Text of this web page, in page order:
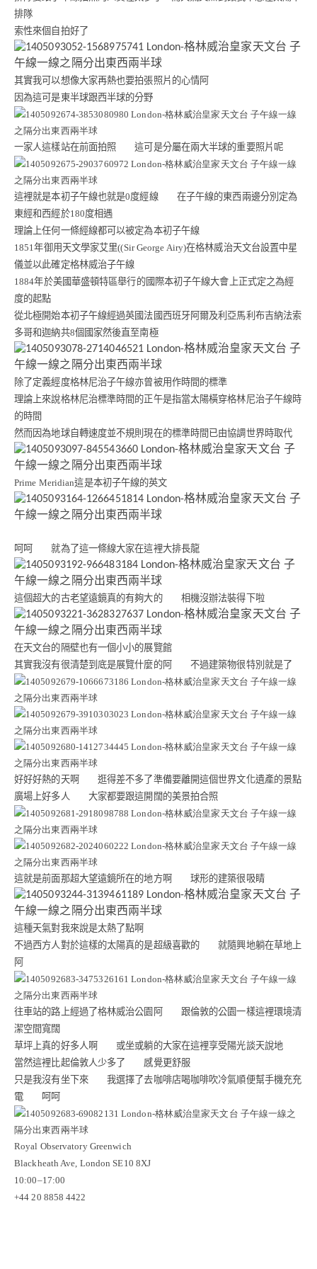
排隊
索性來個自拍好了
其實我可以想像大家再熱也要拍張照片的心情阿
因為這可是東半球跟西半球的分野
一家人這樣站在前面拍照 這可是分屬在兩大半球的重要照片呢
這裡就是本初子午線也就是0度經線 在子午線的東西兩邊分別定為
東經和西經於180度相遇
理論上任何一條經線都可以被定為本初子午線
1851年御用天文學家艾里((Sir George Airy)在格林威治天文台設置中星
儀並以此確定格林威治子午線
1884年於美國華盛頓特區舉行的國際本初子午線大會上正式定之為經
度的起點
從北極開始本初子午線經過英國法國西班牙阿爾及利亞馬利布吉納法索
多哥和迦納共8個國家然後直至南極
除了定義經度格林尼治子午線亦曾被用作時間的標準
理論上來說格林尼治標準時間的正午是指當太陽橫穿格林尼治子午線時
的時間
然而因為地球自轉速度並不規則現在的標準時間已由協調世界時取代
Prime Meridian這是本初子午線的英文
呵呵 就為了這一條線大家在這裡大排長龍
這個超大的古老望遠鏡真的有夠大的 相機沒辦法裝得下啦
在天文台的隔壁也有一個小小的展覽館
其實我沒有很清楚到底是展覽什麼的阿 不過建築物很特別就是了
好好好熱的天啊 逛得差不多了準備要離開這個世界文化遺產的景點
廣場上好多人 大家都要跟這開闊的美景拍合照
這就是前面那超大望遠鏡所在的地方啊 球形的建築很吸睛
這種天氣對我來說是太熱了點啊
不過西方人對於這樣的太陽真的是超級喜歡的 就隨興地躺在草地上
阿
往車站的路上經過了格林威治公園阿 跟倫敦的公園一樣這裡環境清
潔空間寬闊
草坪上真的好多人啊 或坐或躺的大家在這裡享受陽光談天說地
當然這裡比起倫敦人少多了 感覺更舒服
只是我沒有坐下來 我選擇了去咖啡店喝咖啡吹冷氣順便幫手機充充
電 呵呵
Royal Observatory Greenwich
Blackheath Ave, London SE10 8XJ
10:00–17:00
+44 20 8858 4422